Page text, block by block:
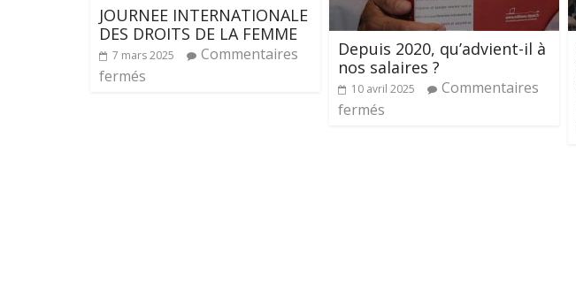
JOURNEE INTERNATIONALE
DES DROITS DE LA FEMME
7 mars 2025
Commentaires
fermés
Depuis 2020, qu’advient-il à
nos salaires ?
10 avril 2025
Commentaires
fermés